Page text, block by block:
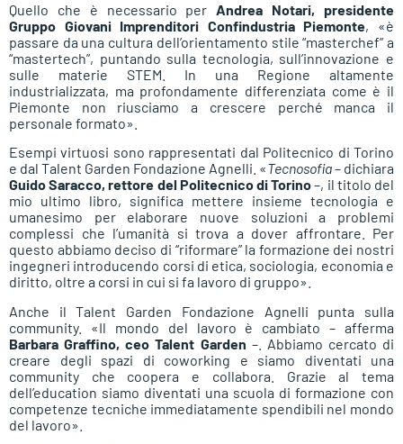
Quello che è necessario perAndrea Notari, presidente
Gruppo Giovani Imprenditori Confindustria Piemonte, «è
passare da una cultura dell’orientamento stile “masterchef” a
“mastertech”, puntando sulla tecnologia, sull’innovazione e
sulle materie STEM. In una Regione altamente
industrializzata, ma profondamente differenziata come è il
Piemonte non riusciamo a crescere perché manca il
personale formato».
Esempi virtuosi sono rappresentati dal Politecnico di Torino
e dal Talent Garden Fondazione Agnelli. «Tecnosofia– dichiara
Guido Saracco, rettore del Politecnico di Torino–, il titolo del
mio ultimo libro, significa mettere insieme tecnologia e
umanesimo per elaborare nuove soluzioni a problemi
complessi che l’umanità si trova a dover affrontare. Per
questo abbiamo deciso di “riformare” la formazione dei nostri
ingegneri introducendo corsi di etica, sociologia, economia e
diritto, oltre a corsi in cui si fa lavoro di gruppo».
Anche il Talent Garden Fondazione Agnelli punta sulla
community. «Il mondo del lavoro è cambiato – afferma
Barbara Graffino, ceo Talent Garden –. Abbiamo cercato di
creare degli spazi di coworking e siamo diventati una
community che coopera e collabora. Grazie al tema
dell’education siamo diventati una scuola di formazione con
competenze tecniche immediatamente spendibili nel mondo
del lavoro».